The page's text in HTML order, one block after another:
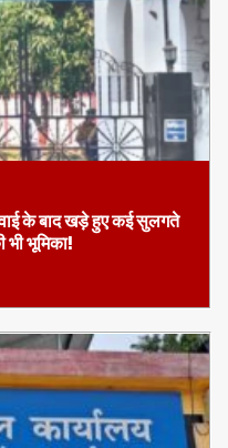
के बाद खड़े हुए कई सुलगते
भूमिका!